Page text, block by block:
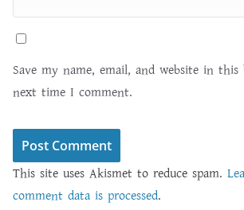
Save my name, email, and website in
next time I comment.
This site uses Akismet to reduce spam.
comment data is processed.